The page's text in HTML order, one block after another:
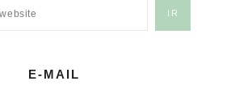
E-MAIL